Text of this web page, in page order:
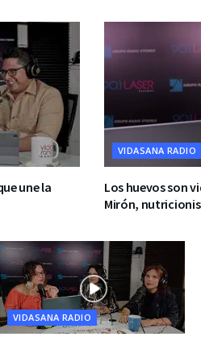
une la
VIDASANA RADIO
Los huevos son
Mirón,
VIDASANA RADIO